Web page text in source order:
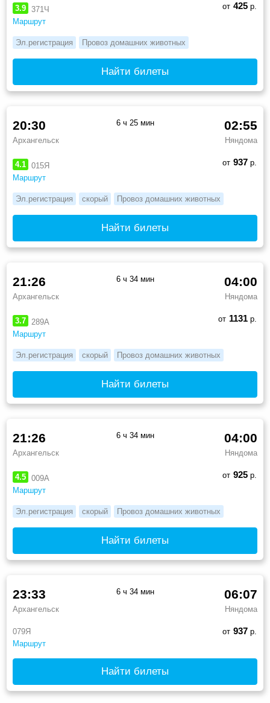
3.9
371Ч
Маршрут
от 425р.
Эл.регистрация Провоз домашних животных
Найти билеты
4.1
015Я
Маршрут
20:30
Архангельск
02:55
Няндома
6 ч 25 мин
от 937р.
Эл.регистрация скорый Провоз домашних животных
Найти билеты
3.7
289А
Маршрут
21:26
Архангельск
04:00
Няндома
6 ч 34 мин
от 1131р.
Эл.регистрация скорый Провоз домашних животных
Найти билеты
4.5
009А
Маршрут
21:26
Архангельск
04:00
Няндома
6 ч 34 мин
от 925р.
Эл.регистрация скорый Провоз домашних животных
Найти билеты
079Я
Маршрут
23:33
Архангельск
06:07
Няндома
6 ч 34 мин
от 937р.
Найти билеты